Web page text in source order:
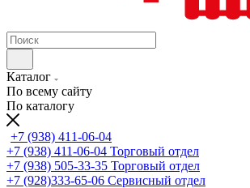
Каталог
По всему сайту
По каталогу
+7 (938) 411-06-04
+7 (938) 411-06-04 Торговый отдел
+7 (938) 505-33-35 Торговый отдел
+7 (928)333-65-06 Сервисный отдел